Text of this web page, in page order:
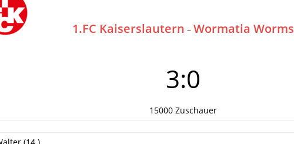
1.FC Kaiserslautern – Wormatia Worms
3:0
15000 Zuschauer